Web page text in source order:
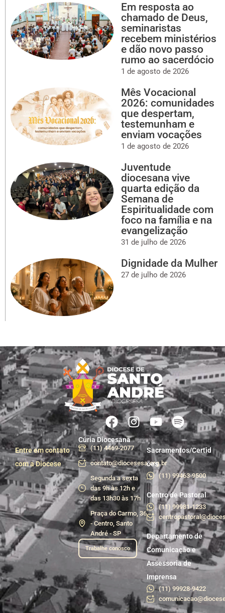
Em resposta ao
chamado de Deus,
seminaristas
recebem ministérios
e dão novo passo
rumo ao sacerdócio
1 de agosto de 2026
Mês Vocacional
2026: comunidades
que despertam,
testemunham e
enviam vocações
1 de agosto de 2026
Juventude
diocesana vive
quarta edição da
Semana de
Espiritualidade com
foco na família e na
evangelização
31 de julho de 2026
Dignidade da Mulher
27 de julho de 2026
Entre em contato
com a Diocese
Cúria Diocesana
(11) 4469-2077
contato@diocesesa.org.br
Segunda a sexta
das 9h às 12h e
das 13h30 às 17h
Praça do Carmo, 36
- Centro, Santo
André - SP
Trabalhe conosco
Sacramentos/Certid
ões
(11) 99463-9500
Centro de Pastoral
(11) 99981-1233
Departamento de
Comunicação e
Assessoria de
Imprensa
(11) 99928-9422